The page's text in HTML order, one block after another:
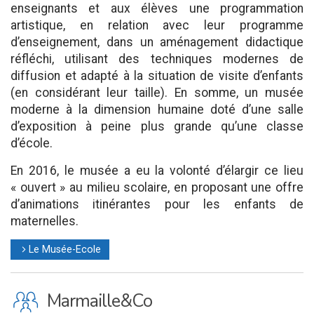
enseignants et aux élèves une programmation
artistique, en relation avec leur programme
d’enseignement, dans un aménagement didactique
réfléchi, utilisant des techniques modernes de
diffusion et adapté à la situation de visite d’enfants
(en considérant leur taille). En somme, un musée
moderne à la dimension humaine doté d’une salle
d’exposition à peine plus grande qu’une classe
d’école.
En 2016, le musée a eu la volonté d’élargir ce lieu
« ouvert » au milieu scolaire, en proposant une offre
d’animations itinérantes pour les enfants de
maternelles.
l Le Musée-Ecole
K Marmaille&Co